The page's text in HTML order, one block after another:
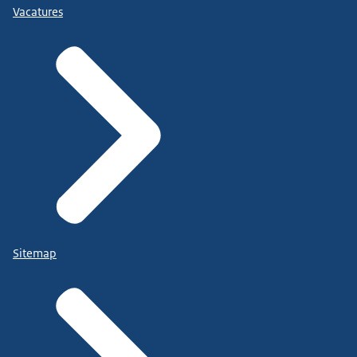
Vacatures
Sitemap